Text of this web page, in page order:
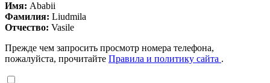
Имя: Ababii
Фамилия: Liudmila
Отчество: Vasile
Прежде чем запросить просмотр номера телефона,
пожалуйста, прочитайте Правила и политику сайта .